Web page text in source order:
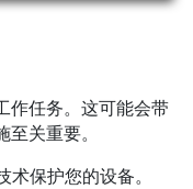
作任务。这可能会带
关重要。
保护您的设备。